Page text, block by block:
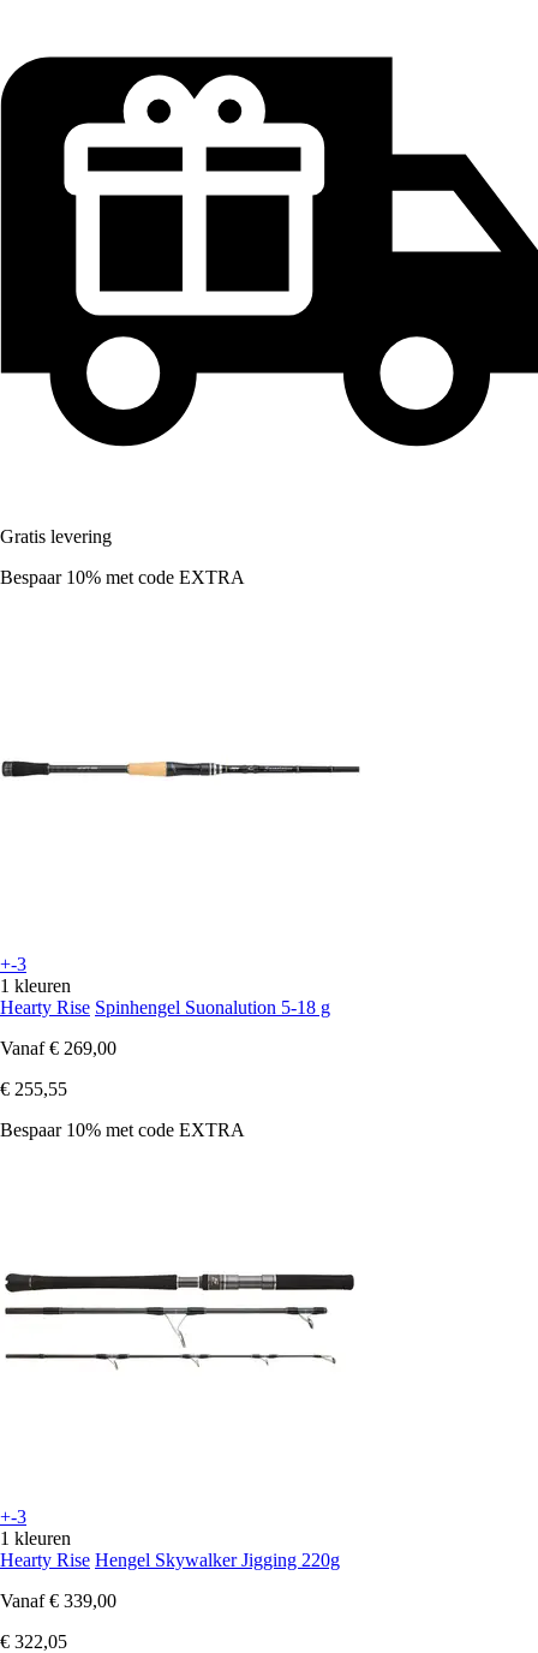
Gratis levering
Bespaar 10% met code EXTRA
+-3
1 kleuren
Hearty Rise Spinhengel Suonalution 5-18 g
Vanaf € 269,00
€ 255,55
Bespaar 10% met code EXTRA
+-3
1 kleuren
Hearty Rise Hengel Skywalker Jigging 220g
Vanaf € 339,00
€ 322,05